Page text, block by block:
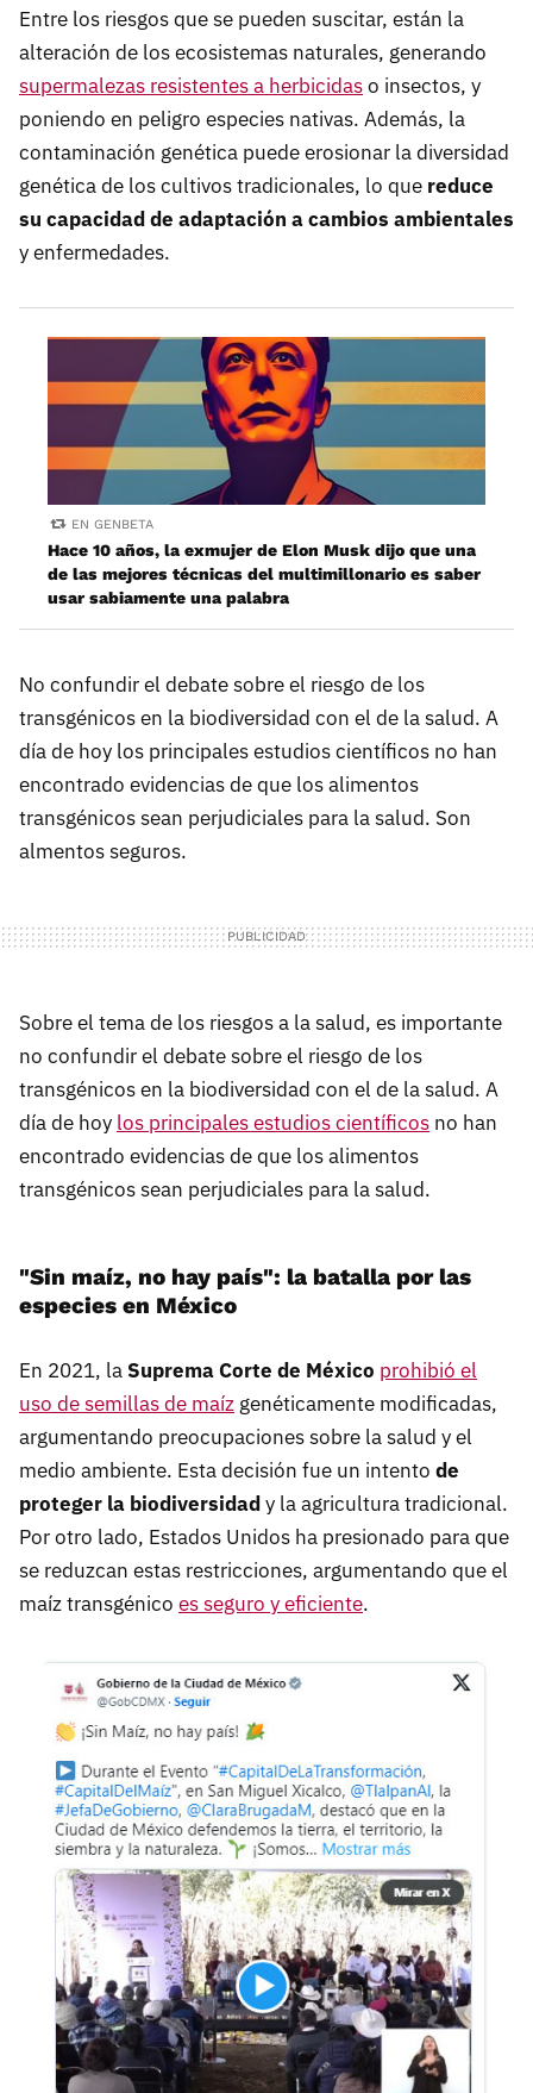
Entre los riesgos que se pueden suscitar, están la
alteración de los ecosistemas naturales, generando
supermalezas resistentes a herbicidaso insectos, y
poniendo en peligro especies nativas. Además, la
contaminación genética puede erosionar la diversidad
genética de los cultivos tradicionales, lo que reduce
su capacidad de adaptación a cambios ambientales
y enfermedades.
EN GENBETA
Hace 10 años, la exmujer de Elon Musk dijo que una
de las mejores técnicas del multimillonario es saber
usar sabiamente una palabra
No confundir el debate sobre el riesgo de los
transgénicos en la biodiversidad con el de la salud. A
día de hoy los principales estudios científicos no han
encontrado evidencias de que los alimentos
transgénicos sean perjudiciales para la salud. Son
almentos seguros.
Sobre el tema de los riesgos a la salud, es importante
no confundir el debate sobre el riesgo de los
transgénicos en la biodiversidad con el de la salud. A
día de hoy los principales estudios científicos no han
encontrado evidencias de que los alimentos
transgénicos sean perjudiciales para la salud.
"Sin maíz, no hay país": la batalla por las
especies en México
En 2021, la Suprema Corte de México prohibió el
uso de semillas de maíz genéticamente modificadas,
argumentando preocupaciones sobre la salud y el
medio ambiente. Esta decisión fue un intento de
proteger la biodiversidady la agricultura tradicional.
Por otro lado, Estados Unidos ha presionado para que
se reduzcan estas restricciones, argumentando que el
maíz transgénico es seguro y eficiente.